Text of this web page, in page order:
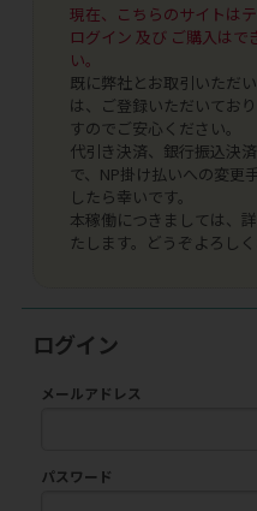
現在、こちらのサイトはテ
ログイン 及び ご購入はで
い。
既に弊社とお取引いただ
は、ご登録いただいてお
すのでご安心ください。
代引き決済、銀行振込決
で、NP掛け払いへの変更
したら幸いです。
本稼働につきましては、
たします。どうぞよろし
ログイン
メールアドレス
パスワード